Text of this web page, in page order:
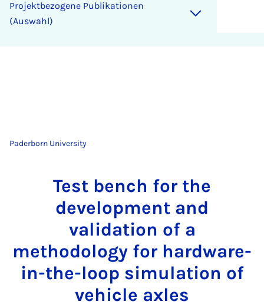
Projektbezogene Publikationen
(Auswahl)
Paderborn University
Test bench for the
development and
validation of a
methodology for hardware-
in-the-loop simulation of
vehicle axles